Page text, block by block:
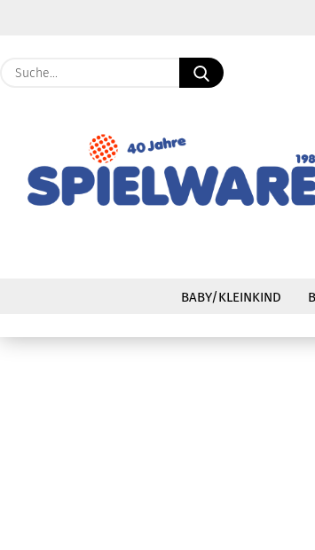
Suche...
BABY/KLEINKIND